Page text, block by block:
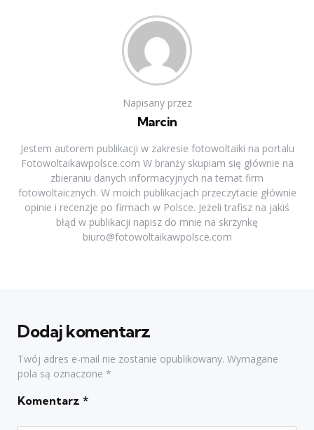
Napisany przez
Marcin
Jestem autorem publikacji w zakresie fotowoltaiki na portalu
Fotowoltaikawpolsce.com W branży skupiam się głównie na
zbieraniu danych informacyjnych na temat firm
fotowoltaicznych. W moich publikacjach przeczytacie głównie
opinie i recenzje po firmach w Polsce. Jeżeli trafisz na jakiś
błąd w publikacji napisz do mnie na skrzynkę
biuro@fotowoltaikawpolsce.com
Dodaj komentarz
Twój adres e-mail nie zostanie opublikowany. Wymagane
pola są oznaczone *
Komentarz *